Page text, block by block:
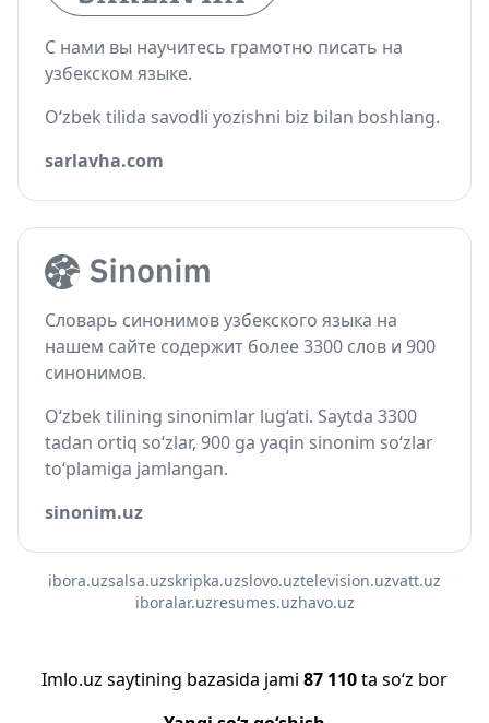
С нами вы научитесь грамотно писать на
узбекском языке.
O‘zbek tilida savodli yozishni biz bilan boshlang.
sarlavha.com
Словарь синонимов узбекского языка на
нашем сайте содержит более 3300 слов и 900
синонимов.
O‘zbek tilining sinonimlar lug‘ati. Saytda 3300
tadan ortiq so‘zlar, 900 ga yaqin sinonim so‘zlar
to‘plamiga jamlangan.
sinonim.uz
ibora.uzsalsa.uzskripka.uzslovo.uztelevision.uzvatt.uz
iboralar.uzresumes.uzhavo.uz
Imlo.uz saytining bazasida jami 87 110ta so‘z bor